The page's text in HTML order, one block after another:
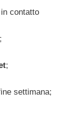
contatto
;
settimana;